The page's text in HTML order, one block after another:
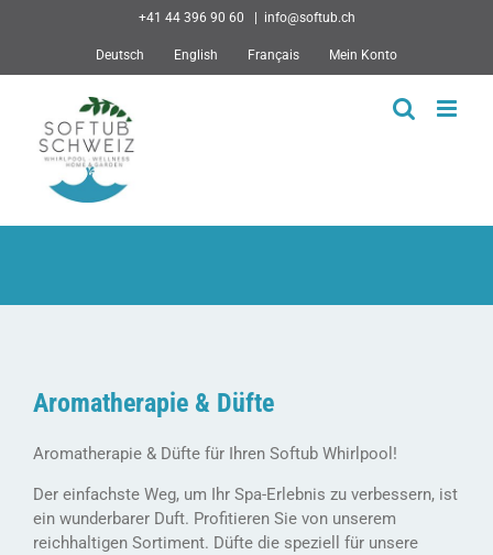
+41 44 396 90 60 info@softub.ch
Deutsch English Français Mein Konto
Aromatherapie & Düfte
Aromatherapie & Düfte für Ihren Softub Whirlpool!
Der einfachste Weg, um Ihr Spa-Erlebnis zu verbessern, ist
ein wunderbarer Duft. Profitieren Sie von unserem
reichhaltigen Sortiment. Düfte die speziell für unsere